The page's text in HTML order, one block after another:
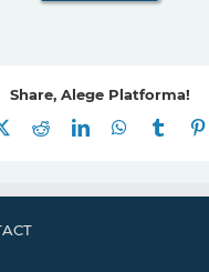
Share, Alege Platforma!
RedditLinkedInWhatsApp
Tumblr